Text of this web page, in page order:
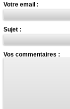
Votre email :
Sujet :
Vos commentaires :